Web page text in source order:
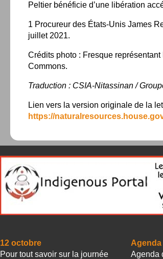
Peltier bénéficie d’une libération
1 Procureur des États-Unis James
juillet 2021.
Crédits photo : Fresque
Commons.
Traduction : CSIA-Nitassinan /
Lien vers la version originale de la
https://
12 octobre
Pour tout savoir sur la journée
Agenda
Agenda